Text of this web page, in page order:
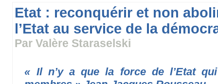
Etat : reconquérir et non
l’Etat au service de la
Par Valère Staraselski
« Il n’y a que la force de l’Etat